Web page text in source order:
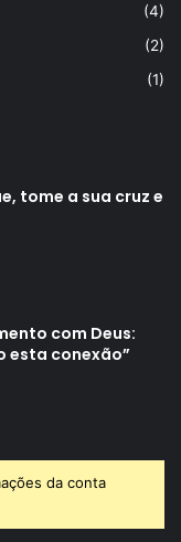
(4)
(2)
(1)
tome a sua cruz e
com Deus:
esta conexão”
da conta